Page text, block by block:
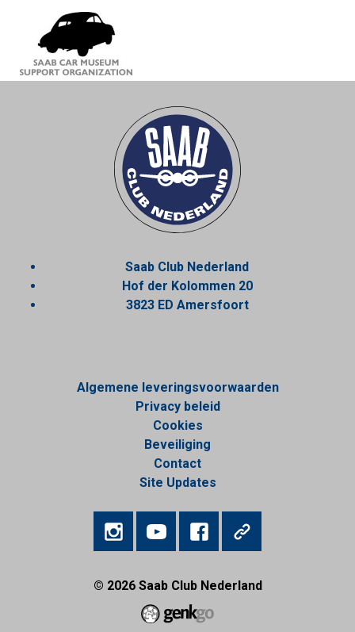
Saab Club Nederland
Hof der Kolommen 20
3823 ED Amersfoort
Algemene leveringsvoorwaarden
Privacy beleid
Cookies
Beveiliging
Contact
Site Updates
© 2026Saab Club Nederland